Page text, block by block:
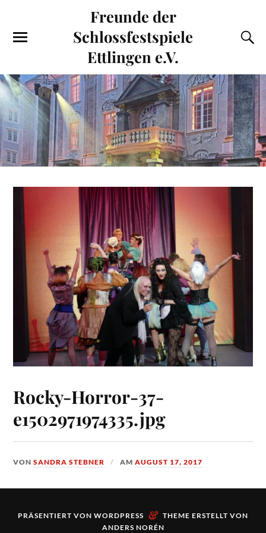
Freunde der
Schlossfestspiele
Ettlingen e.V.
Rocky-Horror-37-
e1502971974335.jpg
VONSANDRA STEBNER AMAUGUST 17, 2017
PRÄSENTIERT VON WORDPRESS & THEME ERSTELLT VON
ANDERS NORÉN